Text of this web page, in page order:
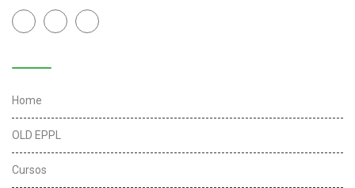
Home
OLD EPPL
Cursos